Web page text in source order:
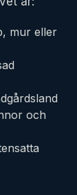
mur eller
och